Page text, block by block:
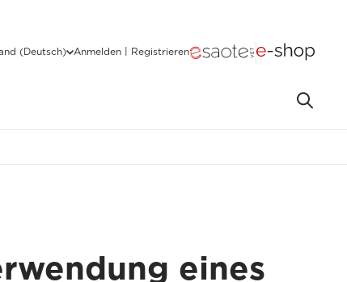
(Deutsch) Anmelden | Registrieren
eines